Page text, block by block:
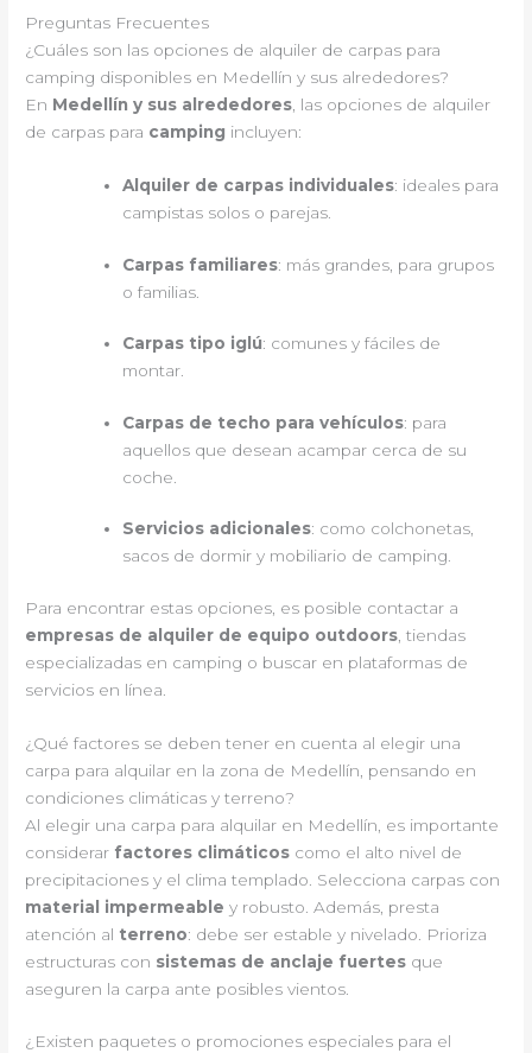
Preguntas Frecuentes
¿Cuáles son las opciones de alquiler de carpas para
camping disponibles en Medellín y sus alrededores?
En Medellín y sus alrededores, las opciones de alquiler
de carpas para camping incluyen:
Alquiler de carpas individuales: ideales para
campistas solos o parejas.
Carpas familiares: más grandes, para grupos
o familias.
Carpas tipo iglú: comunes y fáciles de
montar.
Carpas de techo para vehículos: para
aquellos que desean acampar cerca de su
coche.
Servicios adicionales: como colchonetas,
sacos de dormir y mobiliario de camping.
Para encontrar estas opciones, es posible contactar a
empresas de alquiler de equipo outdoors , tiendas
especializadas en camping o buscar en plataformas de
servicios en línea.
¿Qué factores se deben tener en cuenta al elegir una
carpa para alquilar en la zona de Medellín, pensando en
condiciones climáticas y terreno?
Al elegir una carpa para alquilar en Medellín, es importante
considerar factores climáticos como el alto nivel de
precipitaciones y el clima templado. Selecciona carpas con
material impermeable y robusto. Además, presta
atención al terreno: debe ser estable y nivelado. Prioriza
estructuras con sistemas de anclaje fuertes que
aseguren la carpa ante posibles vientos.
¿Existen paquetes o promociones especiales para el